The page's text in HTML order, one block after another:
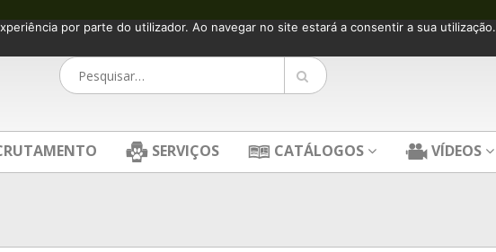
SERVIÇOS CATÁLOGOS VÍDEOS
por parte do utilizador. Ao navegar no site estará a consentir a sua utilização.